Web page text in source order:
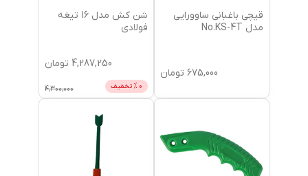
قیچی باغبانی ساوورایی
مدل No.KS-4T
675,000 تومان
شن کش مدل 16 تیغه
فولادی
4,287,250 تومان
0 % تخفیف 4,300,000